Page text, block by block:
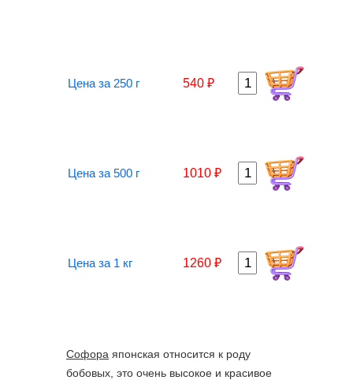
Цена за 250 г 540 ₽
Цена за 500 г 1010 ₽
Цена за 1 кг 1260 ₽
Софора японская относится к роду
бобовых, это очень высокое и красивое